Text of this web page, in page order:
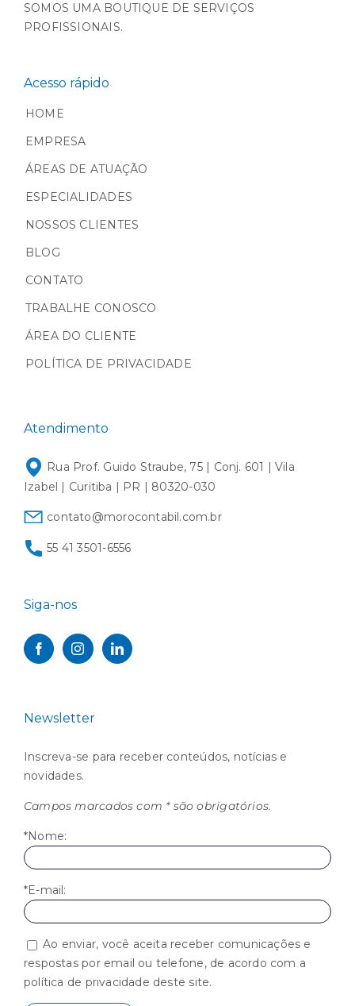
SOMOS UMA BOUTIQUE DE SERVIÇOS
PROFISSIONAIS.
Acesso rápido
HOME
EMPRESA
ÁREAS DE ATUAÇÃO
ESPECIALIDADES
NOSSOS CLIENTES
BLOG
CONTATO
TRABALHE CONOSCO
ÁREA DO CLIENTE
POLÍTICA DE PRIVACIDADE
Atendimento
Rua Prof. Guido Straube, 75 | Conj. 601 | Vila
Izabel | Curitiba | PR | 80320-030
contato@morocontabil.com.br
55 41 3501-6556
Siga-nos
Newsletter
Inscreva-se para receber conteúdos, notícias e
novidades.
Campos marcados com * são obrigatórios.
*Nome:
*E-mail:
Ao enviar, você aceita receber comunicações e
respostas por email ou telefone, de acordo com a
política de privacidade deste site.